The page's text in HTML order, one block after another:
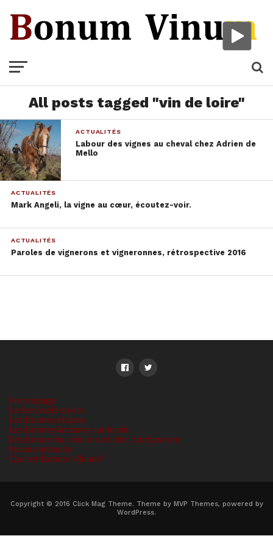
All posts tagged "vin de loire"
ACTUALITÉS
Labour des vignes au cheval chez Adrien de
Mello
ACTUALITÉS
Mark Angeli, la vigne au cœur, écoutez-voir.
ACTUALITÉS
Paroles de vignerons et vigneronnes, rétrospective 2016
Homepage
Le bon web du vin
Les bonnes étapes
Les bonnes lectures sur le vin
Les bons vins, vins bio et vins biodynamie
Nous contacter
Qui est Bonum Vinum?
Copyright © 2016 Click Mag Theme. Theme by MVP Themes, powered by
WordPress.